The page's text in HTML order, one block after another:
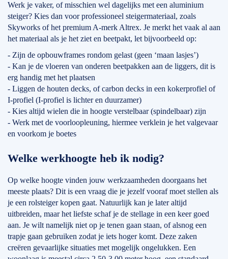
Werk je vaker, of misschien wel dagelijks met een aluminium
steiger? Kies dan voor professioneel steigermateriaal, zoals
Skyworks of het premium A-merk Altrex. Je merkt het vaak al aan
het materiaal als je het ziet en beetpakt, let bijvoorbeeld op:
- Zijn de opbouwframes rondom gelast (geen ‘maan lasjes’)
- Kan je de vloeren van onderen beetpakken aan de liggers, dit is
erg handig met het plaatsen
- Liggen de houten decks, of carbon decks in een kokerprofiel of
I-profiel (I-profiel is lichter en duurzamer)
- Kies altijd wielen die in hoogte verstelbaar (spindelbaar) zijn
- Werk met de voorloopleuning, hiermee verklein je het valgevaar
en voorkom je boetes
Welke werkhoogte heb ik nodig?
Op welke hoogte vinden jouw werkzaamheden doorgaans het
meeste plaats? Dit is een vraag die je jezelf vooraf moet stellen als
je een rolsteiger kopen gaat. Natuurlijk kan je later altijd
uitbreiden, maar het liefste schaf je de stellage in een keer goed
aan. Je wilt namelijk niet op je tenen gaan staan, of alsnog een
trapje gaan gebruiken zodat je iets hoger komt. Deze zaken
creëren gevaarlijke situaties met mogelijk ongelukken. Een